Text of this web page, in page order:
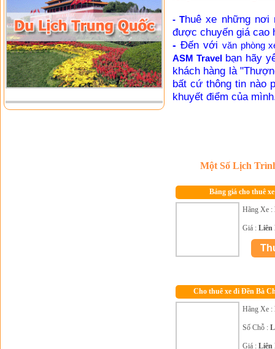
- Thuê xe những nơi
được chuyến giá cao
- Đến với văn phòng
ASM Travelbạn hãy
khách hàng là
bất cứ thông tin nào
khuyết điểm của
Một Số Lịch
Bảng giá cho thuê
Hãng Xe :
Giá : Liên
Cho thuê xe đi Đền Bà
Hãng Xe :
Số Chỗ :
Giá : Liên